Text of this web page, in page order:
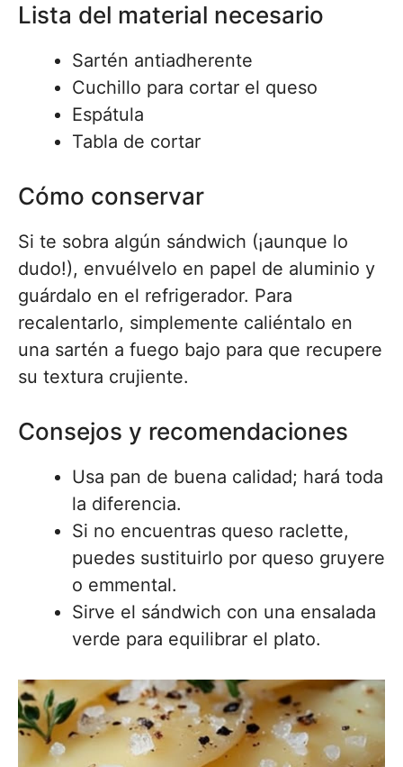
Lista del material necesario
Sartén antiadherente
Cuchillo para cortar el queso
Espátula
Tabla de cortar
Cómo conservar
Si te sobra algún sándwich (¡aunque lo
dudo!), envuélvelo en papel de aluminio y
guárdalo en el refrigerador. Para
recalentarlo, simplemente caliéntalo en
una sartén a fuego bajo para que recupere
su textura crujiente.
Consejos y recomendaciones
Usa pan de buena calidad; hará toda
la diferencia.
Si no encuentras queso raclette,
puedes sustituirlo por queso gruyere
o emmental.
Sirve el sándwich con una ensalada
verde para equilibrar el plato.